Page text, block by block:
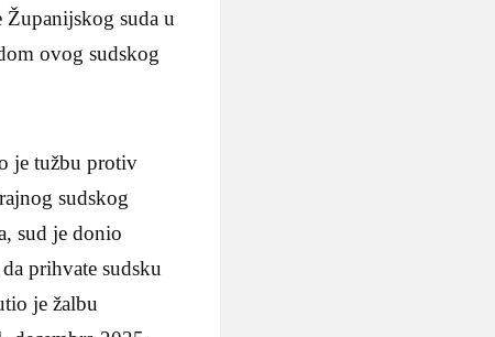
suda u
ovog sudskog
je tužbu protiv
sudskog
sud je donio
prihvate sudsku
je žalbu